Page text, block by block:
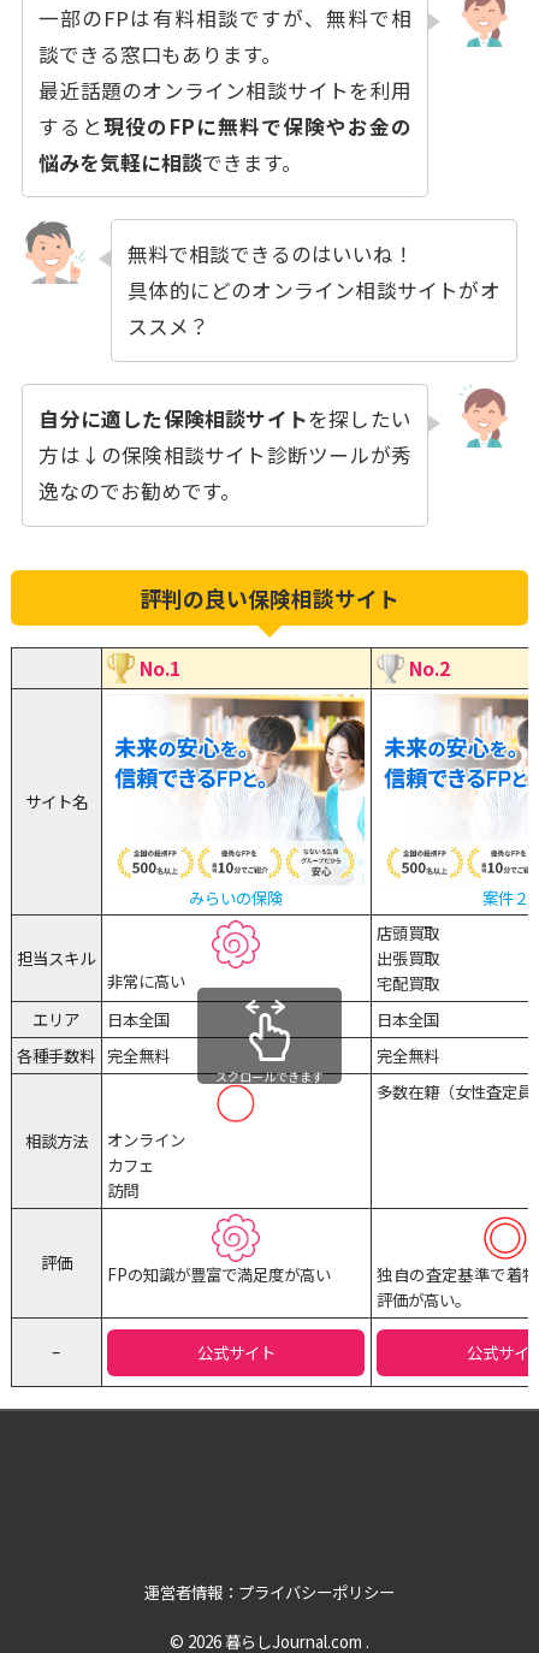
一部のFPは有料相談ですが、無料で相
談できる窓口もあります。
最近話題のオンライン相談サイトを利用
すると現役のFPに無料で保険やお金の
悩みを気軽に相談できます。
無料で相談できるのはいいね！
具体的にどのオンライン相談サイトがオ
ススメ？
自分に適した保険相談サイトを探したい
方は↓の保険相談サイト診断ツールが秀
逸なのでお勧めです。
評判の良い保険相談サイト
No.1 No.2
サイト名
みらいの保険 案件２
担当スキル
非常に高い
店頭買取
出張買取
宅配買取
エリア
日本全国
日本全国
各種手数料 完全無料 完全無料
相談方法
オンライン
カフェ
訪問
多数在籍（女性査定
評価 FPの知識が豊富で満足度が高い
独自の査定基準で着
評価が高い。
– 公式サイト 公式サイ
スクロールできます
運営者情報：プライバシーポリシー
© 2026 暮らしJournal.com .